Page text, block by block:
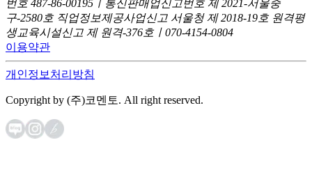
번호 487-86-00195ㅣ통신판매업신고번호 제 2021-서울중
구-2580호 직업정보제공사업신고 서울청 제 2018-19호 원격평
생교육시설신고 제 원격-376호ㅣ070-4154-0804
이용약관
개인정보처리방침
Copyright by (주)코멘토. All right reserved.